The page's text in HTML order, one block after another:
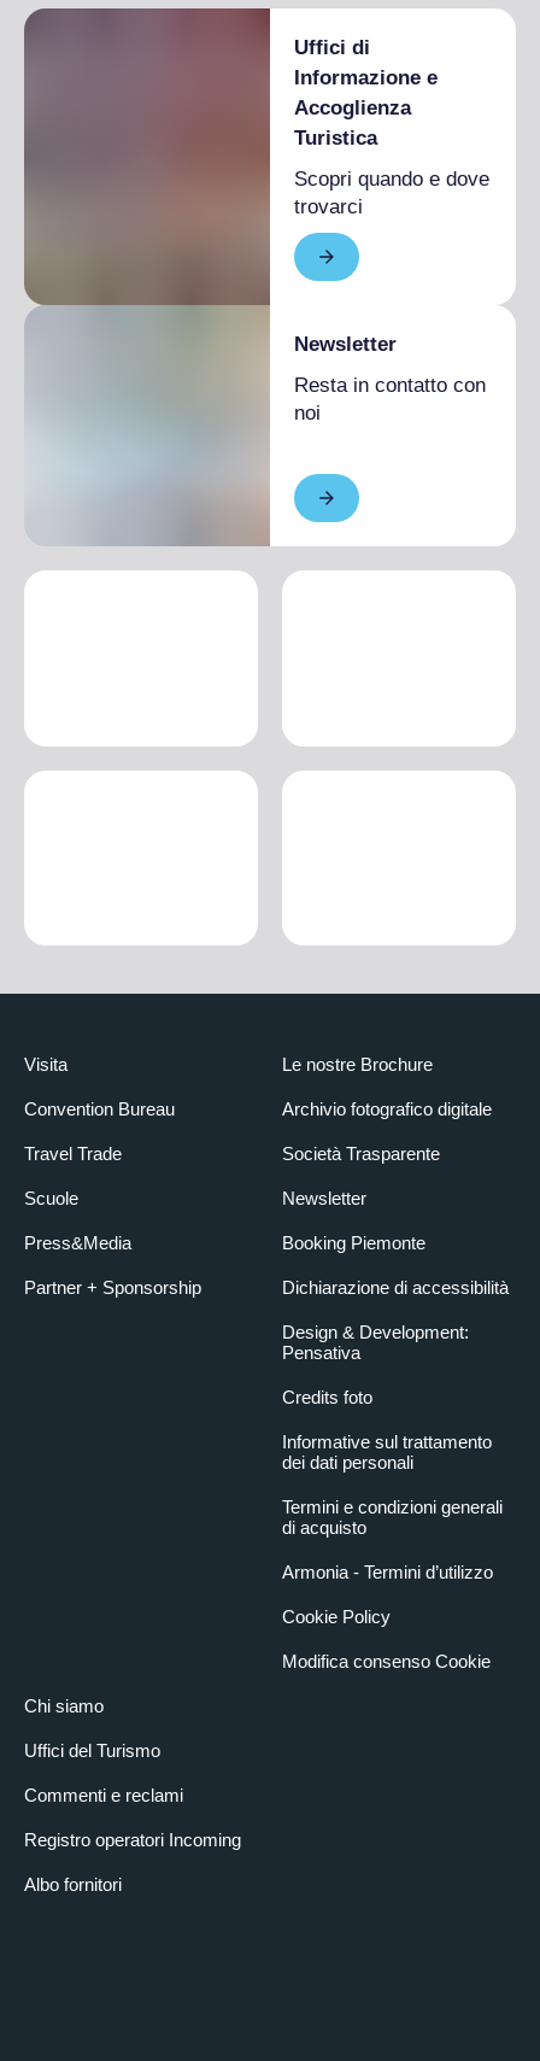
Uffici di
Informazione e
Accoglienza
Turistica
Scopri quando e dove
trovarci
Newsletter
Resta in contatto con
noi
Visita
Convention Bureau
Travel Trade
Scuole
Press&Media
Partner + Sponsorship
Chi siamo
Uffici del Turismo
Commenti e reclami
Registro operatori Incoming
Albo fornitori
Le nostre Brochure
Archivio fotografico digitale
Società Trasparente
Newsletter
Booking Piemonte
Dichiarazione di accessibilità
Design & Development:
Pensativa
Credits foto
Informative sul trattamento
dei dati personali
Termini e condizioni generali
di acquisto
Armonia - Termini d’utilizzo
Cookie Policy
Modifica consenso Cookie